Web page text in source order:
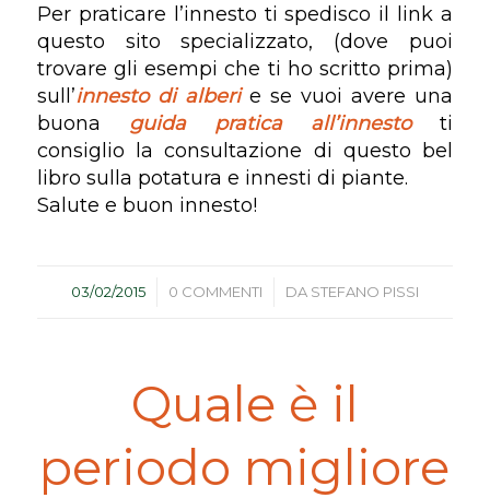
Per praticare l’innesto ti spedisco il link a
questo sito specializzato, (dove puoi
trovare gli esempi che ti ho scritto prima)
sull’innesto di alberie se vuoi avere una
buona
guida pratica all’innestoti
consiglio la consultazione di questo bel
libro sulla potatura e innesti di piante.
Salute e buon innesto!
03/02/2015
/ 0 COMMENTI
/ DA STEFANO PISSI
Quale è il
periodo migliore